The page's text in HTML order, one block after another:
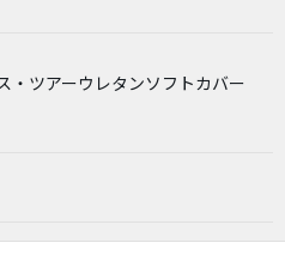
・ツアーウレタンソフトカバー